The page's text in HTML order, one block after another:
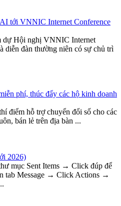
tới VNNIC Internet Conference
dự Hội nghị VNNIC Internet
diễn đàn thường niên có sự chủ trì
phí, thúc đẩy các hộ kinh doanh
điểm hỗ trợ chuyển đổi số cho các
bán lẻ trên địa bàn ...
2026)
mục Sent Items → Click đúp để
tab Message → Click Actions →